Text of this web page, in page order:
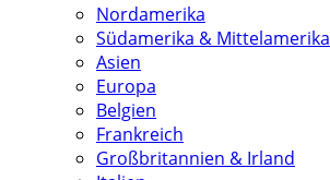
Nordamerika
Südamerika & Mittelamerika
Asien
Europa
Belgien
Frankreich
Großbritannien & Irland